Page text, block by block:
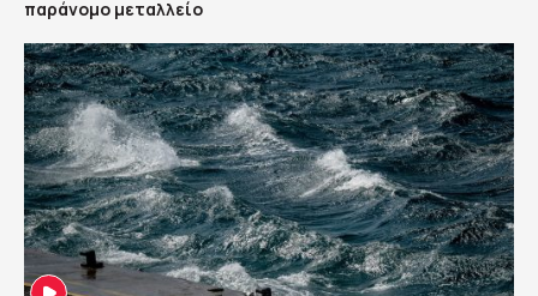
παράνομο μεταλλείο